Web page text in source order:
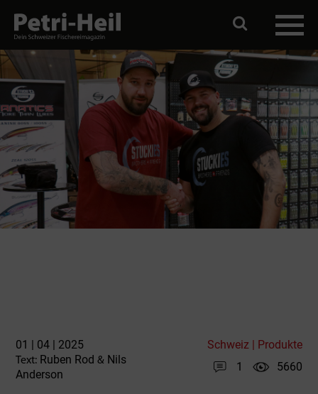
01 | 04 | 2025 Schweiz | Produkte
Text: Ruben Rod & Nils
Anderson
1 5660